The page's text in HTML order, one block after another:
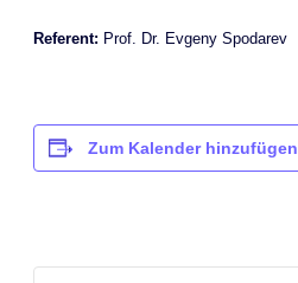
Referent: Prof. Dr. Evgeny Spodarev
Zum Kalender hinzufügen